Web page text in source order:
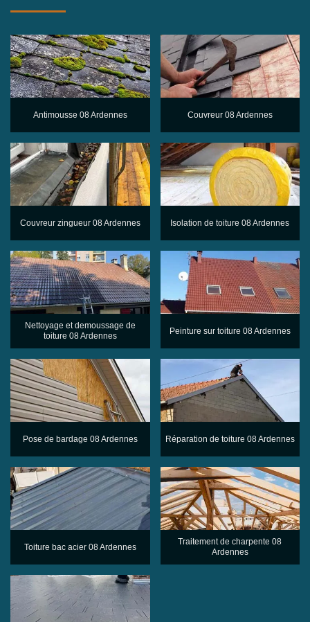
Antimousse 08 Ardennes Couvreur 08 Ardennes
Couvreur zingueur 08 Ardennes Isolation de toiture 08 Ardennes
Nettoyage et demoussage de
toiture 08 Ardennes
Peinture sur toiture 08 Ardennes
Pose de bardage 08 Ardennes Réparation de toiture 08 Ardennes
Toiture bac acier 08 Ardennes
Traitement de charpente 08
Ardennes